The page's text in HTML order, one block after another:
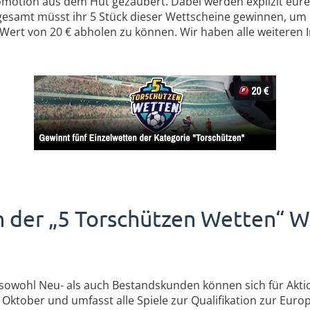
müsst ihr 5 Stück dieser Wettscheine gewinnen, um
von 20 € abholen zu können. Wir haben alle
der „5 Torschützen Wetten“
Neu- als auch Bestandskunden können sich für
und umfasst alle Spiele zur Qualifikation zur